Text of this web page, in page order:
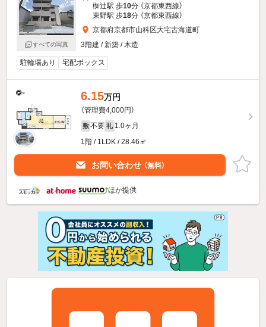
すべての写真
椥辻駅 歩10分 （京都東西線）
東野駅 歩18分 （京都東西線）
京都府京都市山科区大宅古海道町
3階建 / 新築 / 木造
駐輪場あり 宅配ボックス
6.15万円
（管理費4,000円）
敷 不要 礼 1.0ヶ月
1階 / 1LDK / 28.46㎡
お問い合わせ （無料）
ほか提供